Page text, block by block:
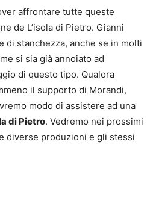
affrontare tutte queste
de L’isola di Pietro. Gianni
di stanchezza, anche se in molti
si sia già annoiato ad
di questo tipo. Qualora
il supporto di Morandi,
modo di assistere ad una
di Pietro. Vedremo nei prossimi
diverse produzioni e gli stessi